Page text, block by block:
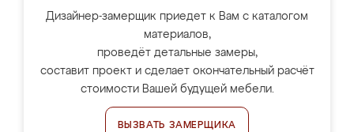
Дизайнер-замерщик приедет к Вам с каталогом
материалов,
проведёт детальные замеры,
составит проект и сделает окончательный расчёт
стоимости Вашей будущей мебели.
ВЫЗВАТЬ ЗАМЕРЩИКА